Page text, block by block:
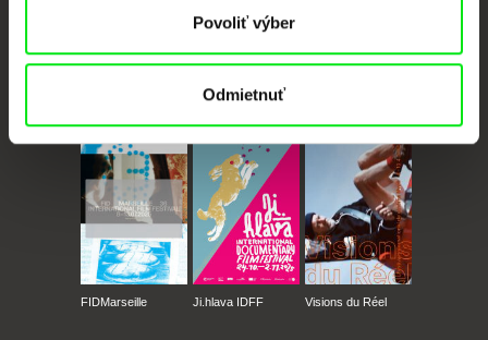
Povoliť výber
OdmietnuťMillennium Docs
FIDMarseille Ji.hlava IDFF Visions du Réel